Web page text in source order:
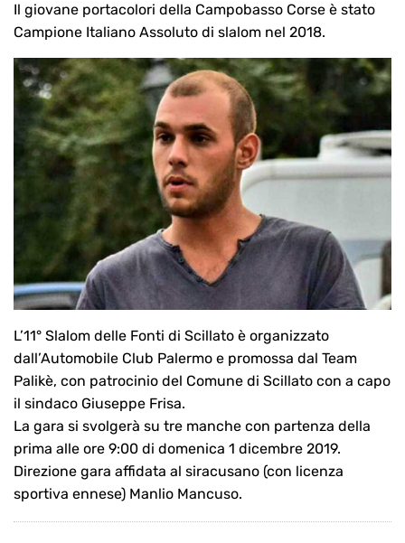
Il giovane portacolori della Campobasso Corse è stato
Campione Italiano Assoluto di slalom nel 2018.
L’11° Slalom delle Fonti di Scillato è organizzato
dall’Automobile Club Palermo e promossa dal Team
Palikè, con patrocinio del Comune di Scillato con a capo
il sindaco Giuseppe Frisa.
La gara si svolgerà su tre manche con partenza della
prima alle ore 9:00 di domenica 1 dicembre 2019.
Direzione gara affidata al siracusano (con licenza
sportiva ennese) Manlio Mancuso.